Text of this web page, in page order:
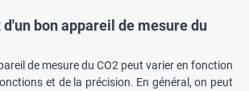
bon appareil de mesure du
de mesure du CO2 peut varier en fonction
et de la précision. En général, on peut